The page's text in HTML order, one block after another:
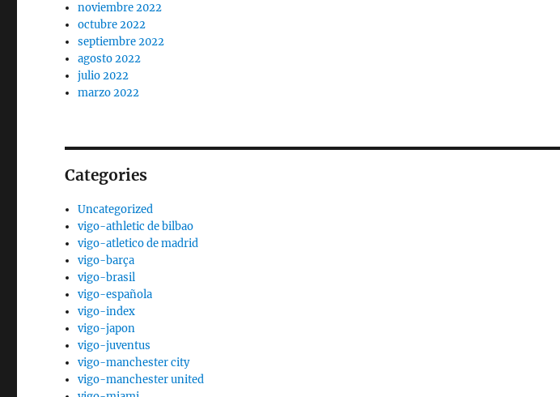
noviembre 2022
octubre 2022
septiembre 2022
agosto 2022
julio 2022
marzo 2022
Categories
Uncategorized
vigo-athletic de bilbao
vigo-atletico de madrid
vigo-barça
vigo-brasil
vigo-española
vigo-index
vigo-japon
vigo-juventus
vigo-manchester city
vigo-manchester united